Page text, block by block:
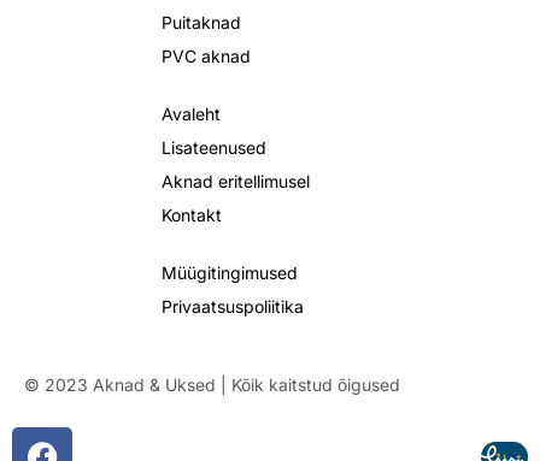
Puitaknad
PVC aknad
Avaleht
Lisateenused
Aknad eritellimusel
Kontakt
Müügitingimused
Privaatsuspoliitika
© 2023 Aknad & Uksed | Kõik kaitstud õigused
F